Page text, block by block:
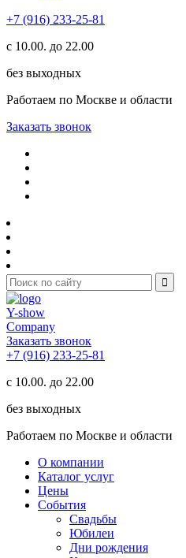
+7 (916) 233-25-81
с 10.00. до 22.00
без выходных
Работаем по Москве и области
Заказать звонок
Y-show
Company
Заказать звонок
+7 (916) 233-25-81
с 10.00. до 22.00
без выходных
Работаем по Москве и области
О компании
Каталог услуг
Цены
События
Свадьбы
Юбилеи
Дни рождения